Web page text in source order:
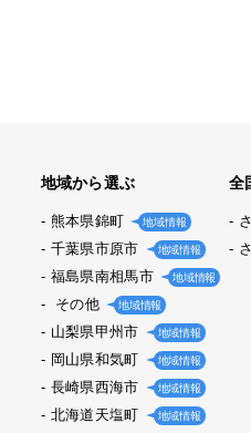
地域から選ぶ
熊本県錦町 地域情報
千葉県市原市 地域情報
福島県南相馬市 地域情報
その他 地域情報
山梨県甲州市 地域情報
岡山県和気町 地域情報
長崎県西海市 地域情報
北海道天塩町 地域情報
全